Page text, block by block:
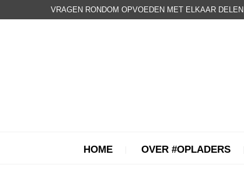
VRAGEN RONDOM OPVOEDEN MET ELKAAR
HOME OVER #OPLADERS